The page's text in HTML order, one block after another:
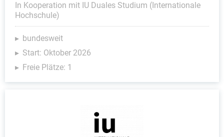
In Kooperation mit IU Duales Studium (Internationale
Hochschule)
bundesweit
Start: Oktober 2026
Freie Plätze: 1